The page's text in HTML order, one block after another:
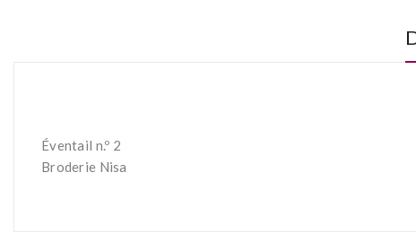
Éventail n.º 2
Broderie Nisa